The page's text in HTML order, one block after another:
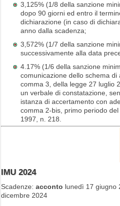
3,125% (1/8 della sanzione
dopo 90 giorni ed entro il
dichiarazione (in caso di
anno dalla scadenza;
3,572% (1/7 della sanzione
successivamente alla data
4.17% (1/6 della sanzione
comunicazione dello schema di
comma 3, della legge 27 luglio
un verbale di constatazione,
istanza di accertamento con
comma 2-bis, primo periodo
1997, n. 218.
IMU 2024
Scadenze: acconto lunedì 17 giugno
dicembre 2024